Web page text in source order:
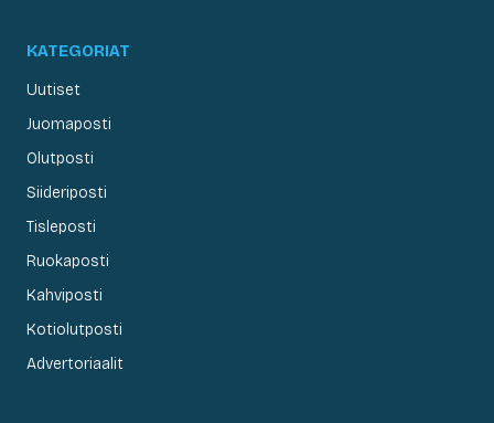
KATEGORIAT
Uutiset
Juomaposti
Olutposti
Siideriposti
Tisleposti
Ruokaposti
Kahviposti
Kotiolutposti
Advertoriaalit